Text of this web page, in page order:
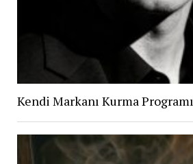
Kendi Markanı Kurma Programı